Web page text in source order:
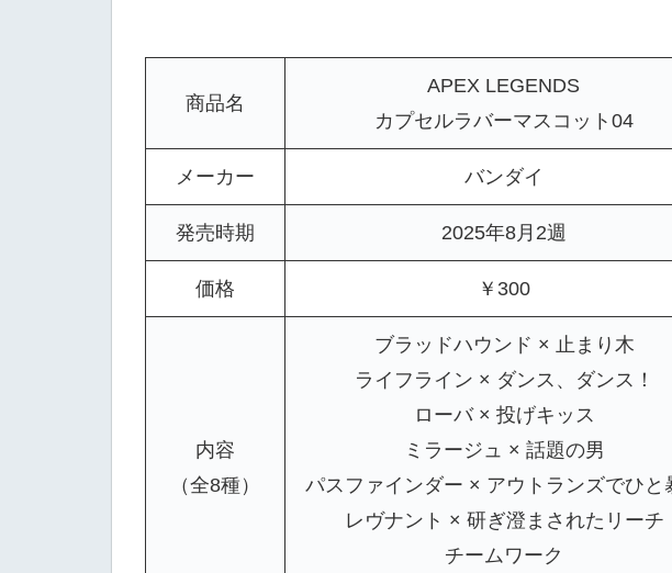
商品名
APEX LEGENDS
カプセルラバーマスコッ
メーカー バンダイ
発売時期 2025年8月2週
価格 ￥300
内容
（全8種）
ブラッドハウンド × 止まり木
ライフライン × ダンス、ダンス！
ローバ × 投げキッス
ミラージュ × 話題の男
パスファインダー × アウトランズでひと
レヴナント × 研ぎ澄まされたリーチ
チームワーク